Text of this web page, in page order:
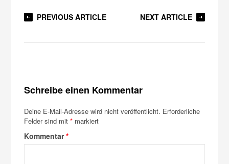
PREVIOUS ARTICLE NEXT ARTICLE
Schreibe einen Kommentar
Deine E-Mail-Adresse wird nicht veröffentlicht. Erforderliche
Felder sind mit* markiert
Kommentar*